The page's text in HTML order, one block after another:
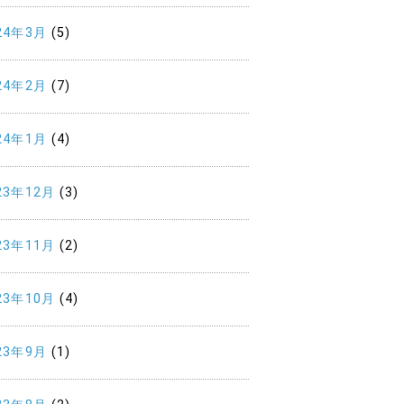
年3月 (5)
年2月 (7)
年1月 (4)
年12月 (3)
年11月 (2)
年10月 (4)
年9月 (1)